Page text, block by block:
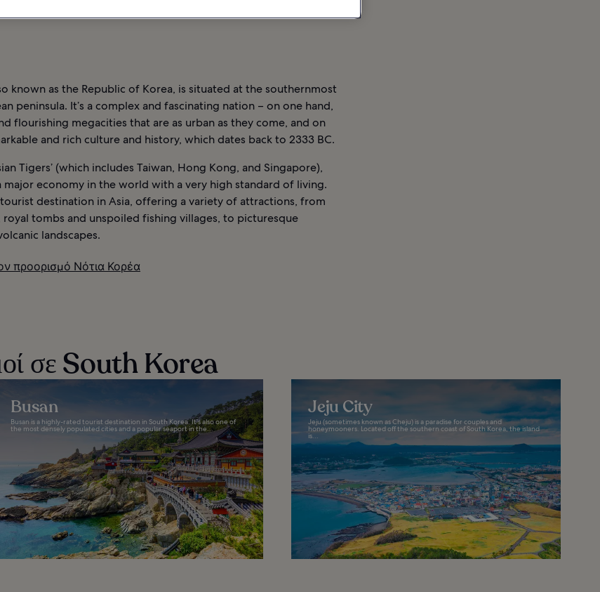
known as the Republic of Korea, is situated at the southernmost
peninsula. It’s a complex and fascinating nation – on one hand,
flourishing megacities that are as urban as they come, and on
and rich culture and history, which dates back to 2333 BC.
Tigers’ (which includes Taiwan, Hong Kong, and Singapore),
major economy in the world with a very high standard of living.
tourist destination in Asia, offering a variety of attractions, from
royal tombs and unspoiled fishing villages, to picturesque
landscapes.
προορισμό Νότια Κορέα
σε South Korea
Busan
Busan is a highly-rated tourist destination in South Korea. It’s also one of
the most densely populated cities and a popular seaport in the...
Jeju City
Jeju (sometimes known as Cheju) is a paradise for couples and
honeymooners. Located off the southern coast of South Korea, the island
is...